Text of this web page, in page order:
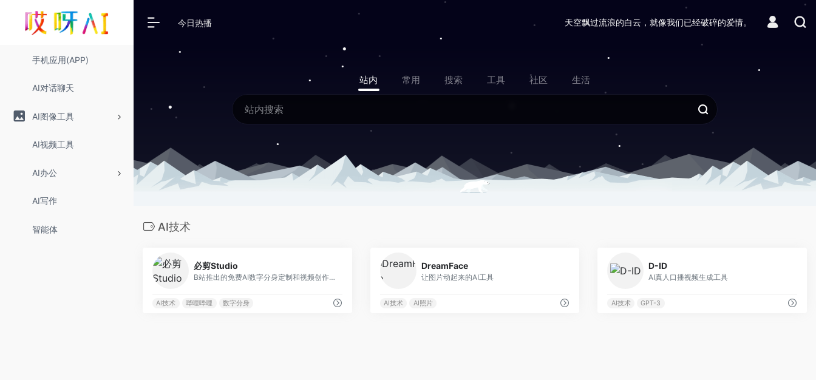
手机应用(APP)
AI对话聊天
AI图像工具
AI视频工具
AI办公
AI写作
智能体
今日热播 天空飘过流浪的白云，就像我们已经破碎的爱情。
站内 常用 搜索 工具 社区 生活
AI技术
必剪Studio
B站推出的免费AI数字分身定制和视频创作工具
AI技术 哔哩哔哩 数字分身
DreamFace
让图片动起来的AI工具
AI技术 AI照片
D-ID
AI真人口播视频生成工具
AI技术 GPT-3